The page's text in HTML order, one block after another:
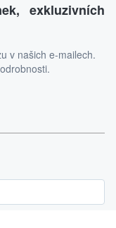
exkluzivních
v našich e-mailech.